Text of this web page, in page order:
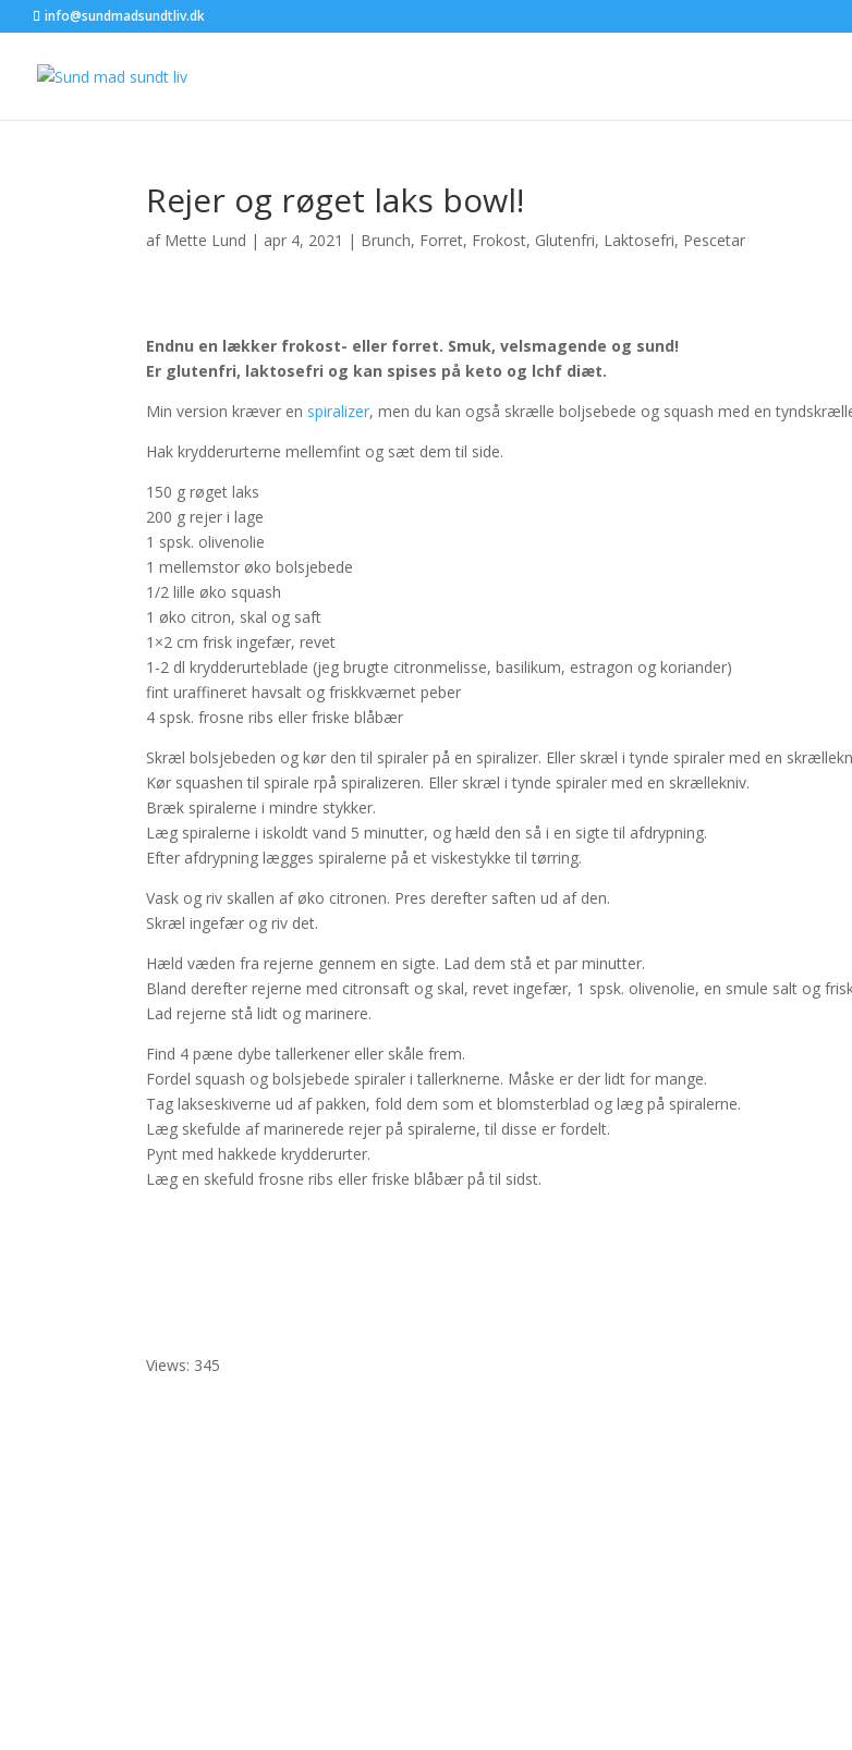
info@sundmadsundtliv.dk
Rejer og røget laks bowl!
af Mette Lund | apr 4, 2021 | Brunch, Forret, Frokost, Glutenfri, Laktosefri, Pescetar
Endnu en lækker frokost- eller forret. Smuk, velsmagende og sund!
Er glutenfri, laktosefri og kan spises på keto og lchf diæt.
Min version kræver en spiralizer, men du kan også skrælle boljsebede og squash med en
Hak krydderurterne mellemfint og sæt dem til side.
150 g røget laks
200 g rejer i lage
1 spsk. olivenolie
1 mellemstor øko bolsjebede
1/2 lille øko squash
1 øko citron, skal og saft
1×2 cm frisk ingefær, revet
1-2 dl krydderurteblade (jeg brugte citronmelisse, basilikum, estragon og koriander)
fint uraffineret havsalt og friskkværnet peber
4 spsk. frosne ribs eller friske blåbær
Skræl bolsjebeden og kør den til spiraler på en spiralizer. Eller skræl i tynde spiraler med en
Kør squashen til spirale rpå spiralizeren. Eller skræl i tynde spiraler med en skrællekniv.
Bræk spiralerne i mindre stykker.
Læg spiralerne i iskoldt vand 5 minutter, og hæld den så i en sigte til afdrypning.
Efter afdrypning lægges spiralerne på et viskestykke til tørring.
Vask og riv skallen af øko citronen. Pres derefter saften ud af den.
Skræl ingefær og riv det.
Hæld væden fra rejerne gennem en sigte. Lad dem stå et par minutter.
Bland derefter rejerne med citronsaft og skal, revet ingefær, 1 spsk. olivenolie, en smule salt og
Lad rejerne stå lidt og marinere.
Find 4 pæne dybe tallerkener eller skåle frem.
Fordel squash og bolsjebede spiraler i tallerknerne. Måske er der lidt for mange.
Tag lakseskiverne ud af pakken, fold dem som et blomsterblad og læg på spiralerne.
Læg skefulde af marinerede rejer på spiralerne, til disse er fordelt.
Pynt med hakkede krydderurter.
Læg en skefuld frosne ribs eller friske blåbær på til sidst.
Views: 345